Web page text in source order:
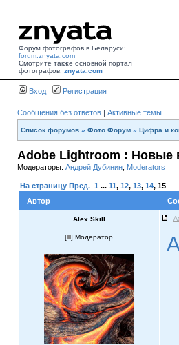
Форум фотографов в Беларуси:
forum.znyata.com
Смотрите также основной портал
фотографов: znyata.com
Вход Регистрация
Сообщения без ответов | Активные темы
Список форумов » Фото Форум » Цифра и
Adobe Lightroom : Новые
Модераторы: Андрей Дубинин Moderators
На страницу Пред. 1 ... 11, 12, 13, 14, 15
Автор
Alex Skill
[ ] Модератор